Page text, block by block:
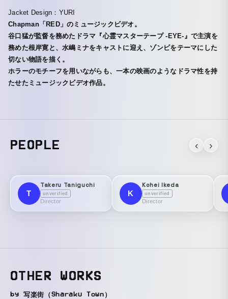
Jacket Design：YURI
Chapman「RED」のミュージックビデオ。
谷口猛が監督を務めたドラマ『心霊マスターテープ -EYE-』で主演を
務めた根岸寛と、水嶋ミナをキャストに迎え、ゾンビをテーマにした
切ない物語を描く。
ホラーのモチーフを用いながらも、一本の映画のようなドラマ性を持
たせたミュージックビデオ作品。
PEOPLE ‹ ›
T
Takeru Taniguchi
unverified
Director
K
Kohei Ikeda
unverified
Director
OTHER WORKS
by 写楽街（Sharaku Town）